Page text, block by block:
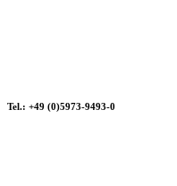
Tel.: +49 (0)5973-9493-0